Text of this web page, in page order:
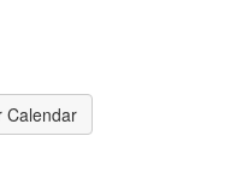
Calendar